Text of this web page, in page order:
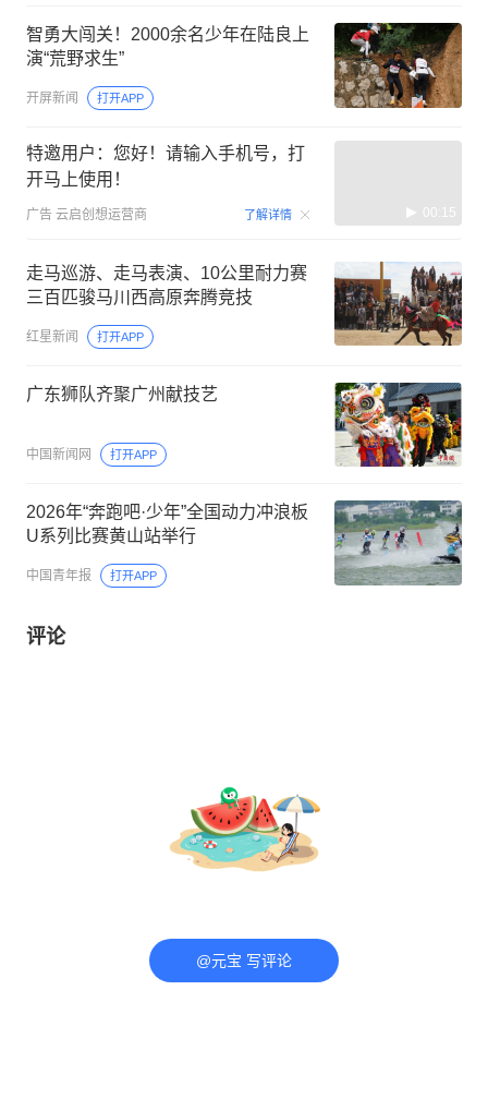
智勇大闯关！2000余名少年在陆良上
演“荒野求生”
开屏新闻 打开APP
特邀用户：您好！请输入手机号，打
开马上使用！
广告 云启创想运营商 了解详情 00:15
走马巡游、走马表演、10公里耐力赛
三百匹骏马川西高原奔腾竞技
红星新闻 打开APP
广东狮队齐聚广州献技艺
中国新闻网 打开APP
2026年“奔跑吧·少年”全国动力冲浪板
U系列比赛黄山站举行
中国青年报 打开APP
评论
@元宝 写评论